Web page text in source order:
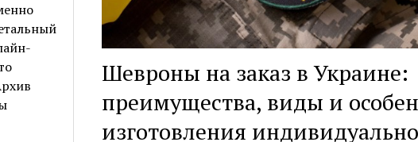
Шевроны на заказ в Украине:
преимущества, виды и
изготовления